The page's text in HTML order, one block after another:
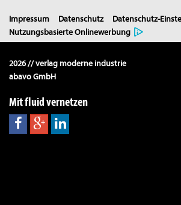
Impressum Datenschutz Datenschutz-
Nutzungsbasierte Onlinewerbung
2026 // verlag moderne industrie
abavo GmbH
Mit fluid vernetzen